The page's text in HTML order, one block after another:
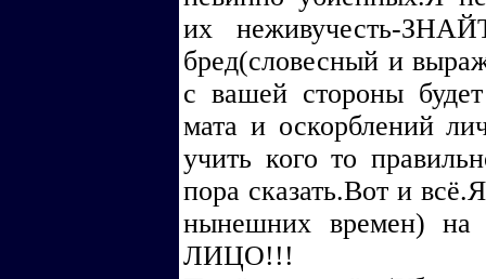
их неживучесть-
бред(словесный и
с вашей стороны
мата и оскорблений
учить кого то
пора сказать.Вот и
нынешних времен)
ЛИЦО!!!